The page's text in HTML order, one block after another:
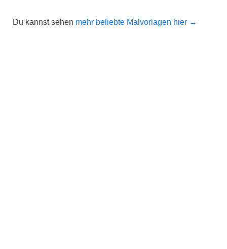
Du kannst sehen mehr beliebte Malvorlagen hier →